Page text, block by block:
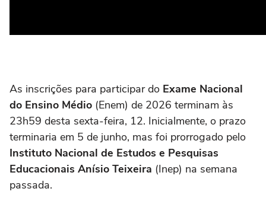
As inscrições para participar do Exame Nacional
do Ensino Médio (Enem) de 2026 terminam às
23h59 desta sexta-feira, 12. Inicialmente, o prazo
terminaria em 5 de junho, mas foi prorrogado pelo
Instituto Nacional de Estudos e Pesquisas
Educacionais Anísio Teixeira (Inep) na semana
passada.